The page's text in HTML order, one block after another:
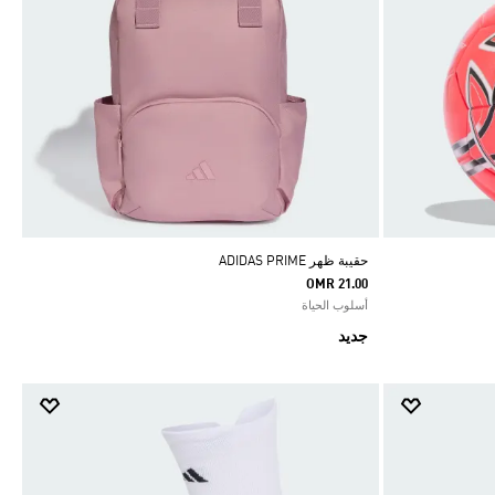
حقيبة ظهر ADIDAS PRIME
OMR 21.00
أسلوب الحياة
جديد